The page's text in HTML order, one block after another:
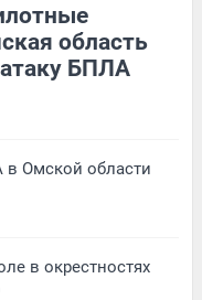
область
БПЛА
в Омской области
в окрестностях